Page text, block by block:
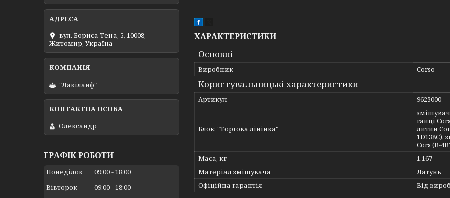
ХАРАКТЕРИСТИКИ
Основні
Виробник Corso
Користувальницькі характеристики
Артикул 9623000
Блок: "Торгова лінійка"
гайці
литий
1D138C),
Cors (B-
Маса, кг
1.167
Матеріал змішувача
Латунь
Офіційна гарантія
Від
вул. Бориса Тена, 5, 10008,
Житомир, Україна
"Лакілайф"
Олександр
ГРАФІК РОБОТИ
Понеділок 09:00 18:00
Вівторок
09:00 18:00